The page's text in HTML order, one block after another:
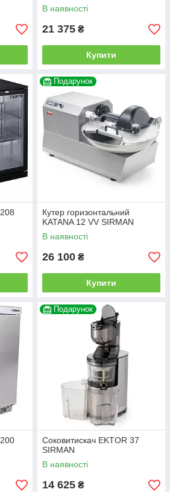
В наявності
21 375 ₴
Купити
Подарунок
Кутер горизонтальний
KATANA 12 VV SIRMAN
В наявності
26 100 ₴
Купити
Подарунок
Соковитискач EKTOR 37
SIRMAN
В наявності
14 625 ₴